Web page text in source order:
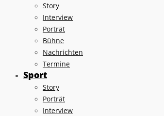
Story
Interview
Porträt
Bühne
Nachrichten
Termine
Sport
Story
Porträt
Interview